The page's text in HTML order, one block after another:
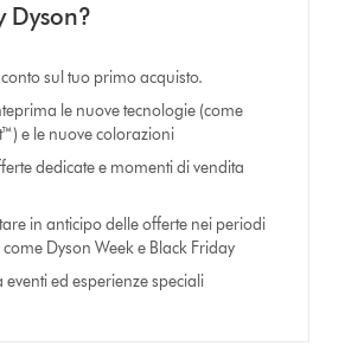
Dyson?
sul tuo primo acquisto.
le nuove tecnologie (come
e le nuove colorazioni
dedicate e momenti di vendita
in anticipo delle offerte nei periodi
Dyson Week e Black Friday
eventi ed esperienze speciali